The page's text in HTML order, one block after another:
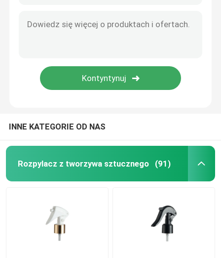
INNE KATEGORIE OD NAS
Rozpylacz z tworzywa sztucznego (91)